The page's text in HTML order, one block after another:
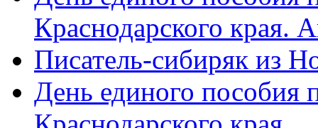
Краснодарского края.
Писатель-сибиряк из
День единого пособия